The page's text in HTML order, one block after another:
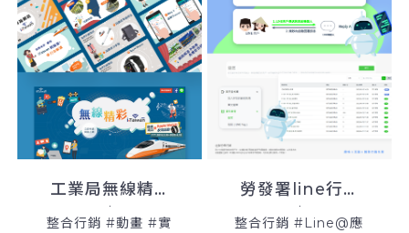
工業局無線精彩iTaiwan計畫
整合行銷 #動畫 #實
勞發署line行銷活動
整合行銷 #Line@應